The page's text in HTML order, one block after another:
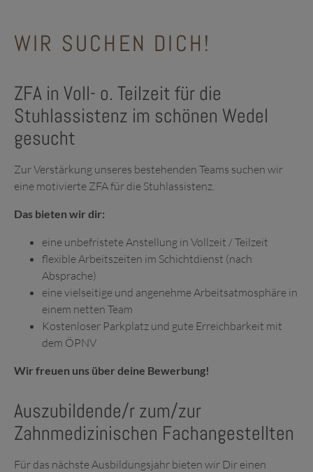
WIR SUCHEN DICH!
ZFA in Voll- o. Teilzeit für die
Stuhlassistenz im schönen Wedel
gesucht
Zur Verstärkung unseres bestehenden Teams suchen wir
eine motivierte ZFA für die Stuhlassistenz.
Das bieten wir dir:
eine unbefristete Anstellung in Vollzeit / Teilzeit
flexible Arbeitszeiten im Schichtdienst (nach
Absprache)
eine vielseitige und angenehme Arbeitsatmosphäre in
einem netten Team
Kostenloser Parkplatz und gute Erreichbarkeit mit
dem ÖPNV
Wir freuen uns über deine Bewerbung!
Auszubildende/r zum/zur
Zahnmedizinischen Fachangestellten
Für das nächste Ausbildungsjahr bieten wir Dir einen